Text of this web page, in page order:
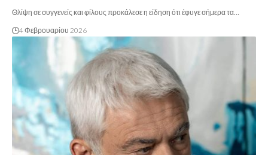
Θλίψη σε συγγενείς και φίλους προκάλεσε η είδηση ότι έφυγε σήμερα τα…
4 Φεβρουαρίου 2026